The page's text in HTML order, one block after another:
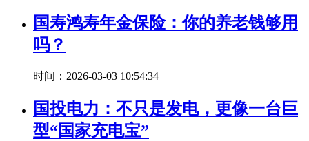
国寿鸿寿年金保险：你的养老钱够用
吗？
时间：2026-03-03 10:54:34
国投电力：不只是发电，更像一台巨
型“国家充电宝”